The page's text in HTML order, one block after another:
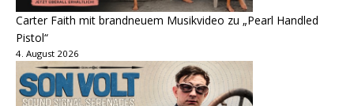
Carter Faith mit brandneuem Musikvideo zu „Pearl Handled
Pistol“
4. August 2026